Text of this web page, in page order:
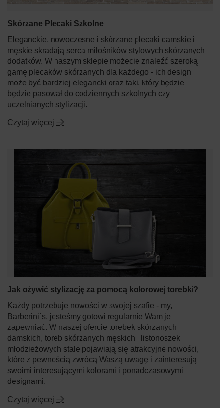
Skórzane Plecaki Szkolne
Eleganckie, nowoczesne i skórzane plecaki damskie i
męskie skradają serca miłośników stylowych skórzanych
dodatków. W naszym sklepie możecie znaleźć szeroką
gamę plecaków skórzanych dla każdego - ich design
może być bardziej elegancki oraz taki, który będzie
będzie pasował do codziennych szkolnych czy
uczelnianych stylizacji.
Czytaj więcej
Jak ożywić stylizację za pomocą kolorowej torebki?
Każdy potrzebuje nowości w swojej szafie - my,
Barberini`s, jesteśmy gotowi regularnie Wam je
zapewniać. W naszej ofercie torebek skórzanych
damskich, toreb skórzanych męskich i listonoszek
młodzieżowych stale pojawiają się atrakcyjne nowości,
które z pewnością zwrócą Waszą uwagę i zainteresują
swoimi interesującymi kolorami i ponadczasowymi
designami.
Czytaj więcej